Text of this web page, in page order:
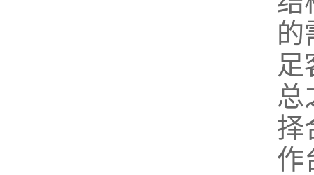
的
足
总
择
作